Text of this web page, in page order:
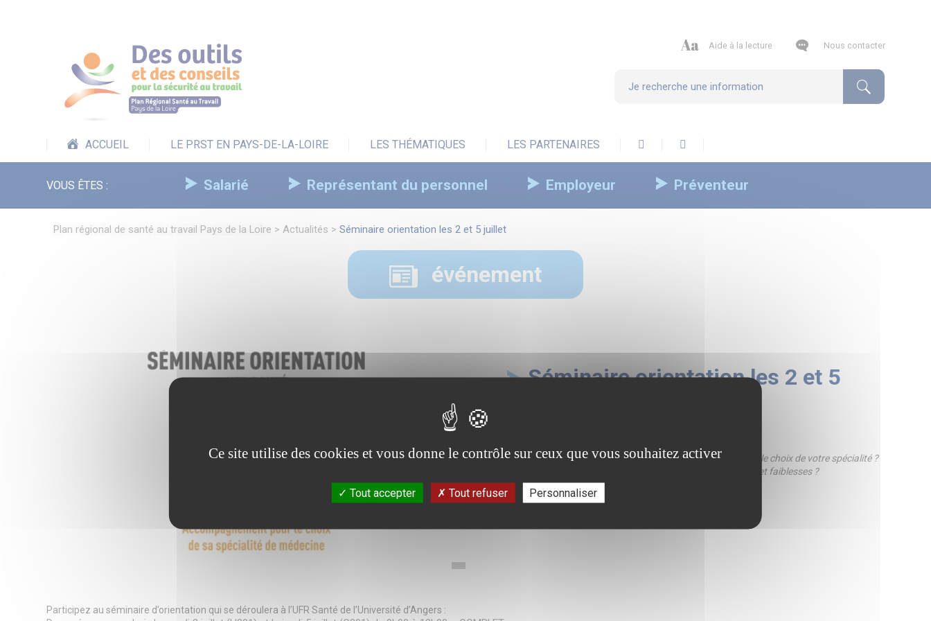
Aide à la lecture Nous contacter
ACCUEIL LE PRST EN PAYS-DE-LA-LOIRE LES THÉMATIQUES LES PARTENAIRES
VOUS ÊTES : Salarié Représentant du personnel Employeur Préventeur
Plan régional de santé au travail Pays de la Loire >Actualités >Séminaire orientation les 2 et 5 juillet
événement
Séminaire orientation les 2 et 5
Vous souhaitez être accompagné (e) dans la réflexion pour le choix de votre spécialité ?
Analyser vos expériences / centres d’intérêts / vos qualités et faiblesses ?
Participez au séminaire d’orientation qui se déroulera à l’UFR Santé de l’Université d’Angers :
Ce site utilise des cookies et vous donne le contrôle sur ceux que vous souhaitez activer
Tout accepter Tout refuser Personnaliser